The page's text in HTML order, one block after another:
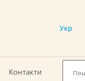
Укр
Контакти